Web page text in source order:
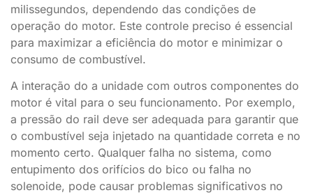
milissegundos, dependendo das condições de
operação do motor. Este controle preciso é essencial
para maximizar a eficiência do motor e minimizar o
consumo de combustível.
A interação do a unidade com outros componentes do
motor é vital para o seu funcionamento. Por exemplo,
a pressão do rail deve ser adequada para garantir que
o combustível seja injetado na quantidade correta e no
momento certo. Qualquer falha no sistema, como
entupimento dos orifícios do bico ou falha no
solenoide, pode causar problemas significativos no